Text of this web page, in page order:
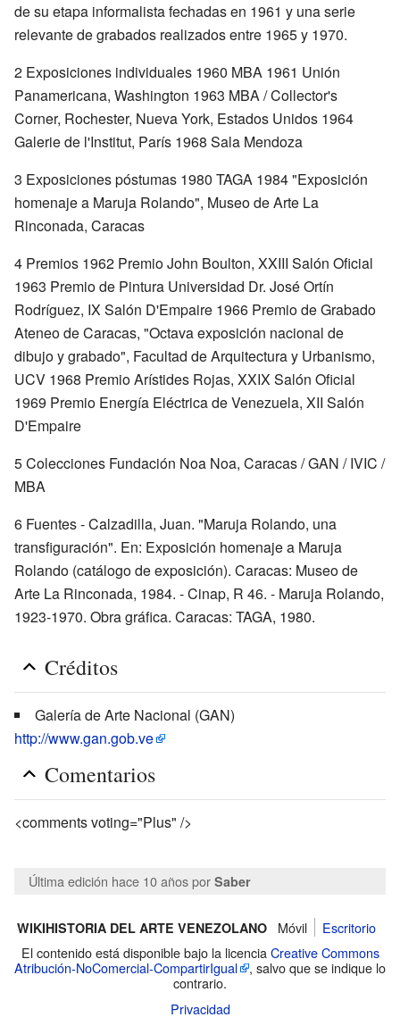
de su etapa informalista fechadas en 1961 y una serie
relevante de grabados realizados entre 1965 y 1970.
2 Exposiciones individuales 1960 MBA 1961 Unión
Panamericana, Washington 1963 MBA / Collector's
Corner, Rochester, Nueva York, Estados Unidos 1964
Galerie de l'Institut, París 1968 Sala Mendoza
3 Exposiciones póstumas 1980 TAGA 1984 "Exposición
homenaje a Maruja Rolando", Museo de Arte La
Rinconada, Caracas
4 Premios 1962 Premio John Boulton, XXIII Salón Oficial
1963 Premio de Pintura Universidad Dr. José Ortín
Rodríguez, IX Salón D'Empaire 1966 Premio de Grabado
Ateneo de Caracas, "Octava exposición nacional de
dibujo y grabado", Facultad de Arquitectura y Urbanismo,
UCV 1968 Premio Arístides Rojas, XXIX Salón Oficial
1969 Premio Energía Eléctrica de Venezuela, XII Salón
D'Empaire
5 Colecciones Fundación Noa Noa, Caracas / GAN / IVIC /
MBA
6 Fuentes - Calzadilla, Juan. "Maruja Rolando, una
transfiguración". En: Exposición homenaje a Maruja
Rolando (catálogo de exposición). Caracas: Museo de
Arte La Rinconada, 1984. - Cinap, R 46. - Maruja Rolando,
1923-1970. Obra gráfica. Caracas: TAGA, 1980.
Créditos
Galería de Arte Nacional (GAN)
http://www.gan.gob.ve
Comentarios
<comments voting="Plus" />
Última edición hace 10 añospor Saber
WIKIHISTORIA DEL ARTE VENEZOLANO Móvil
Escritorio
El contenido está disponible bajo la licenciaCreative Commons
Atribución-NoComercial-CompartirIgual
, salvo que se indique lo
contrario.
Privacidad